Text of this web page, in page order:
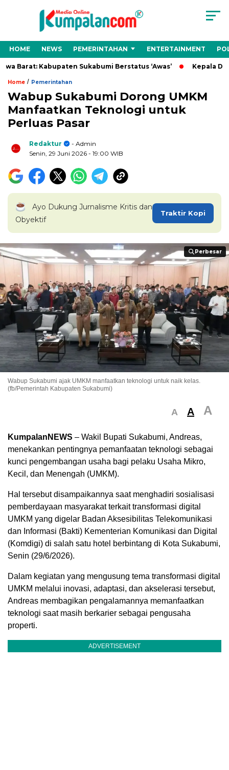
HOME NEWS PEMERINTAHAN ENTERTAINMENT
Kabupaten Sukabumi Berstatus ‘Awas’ Kepala Desa
Home / Pemerintahan
Wabup Sukabumi Dorong UMKM
Manfaatkan Teknologi untuk
Perluas Pasar
Redaktur
- Admin
Senin, 29 Juni 2026 - 19:00 WIB
Ayo Dukung Jurnalisme Kritis dan
Obyektif
Traktir Kopi
Perbesar
Perbesar
Wabup Sukabumi ajak UMKM manfaatkan teknologi untuk naik kelas.
(fb/Pemerintah Kabupaten Sukabumi)
A A A
KumpalanNEWS – Wakil Bupati Sukabumi, Andreas,
menekankan pentingnya pemanfaatan teknologi sebagai
kunci pengembangan usaha bagi pelaku Usaha Mikro,
Kecil, dan Menengah (UMKM).
Hal tersebut disampaikannya saat menghadiri sosialisasi
pemberdayaan masyarakat terkait transformasi digital
UMKM yang digelar Badan Aksesibilitas Telekomunikasi
dan Informasi (Bakti) Kementerian Komunikasi dan Digital
(Komdigi) di salah satu hotel berbintang di Kota Sukabumi,
Senin (29/6/2026).
Dalam kegiatan yang mengusung tema transformasi digital
UMKM melalui inovasi, adaptasi, dan akselerasi tersebut,
Andreas membagikan pengalamannya memanfaatkan
teknologi saat masih berkarier sebagai pengusaha
properti.
ADVERTISEMENT